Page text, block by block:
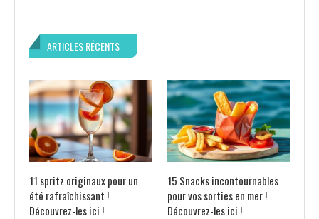
ARTICLES RÉCENTS
11 spritz originaux pour un
été rafraîchissant !
Découvrez-les ici !
15 Snacks incontournables
pour vos sorties en mer !
Découvrez-les ici !